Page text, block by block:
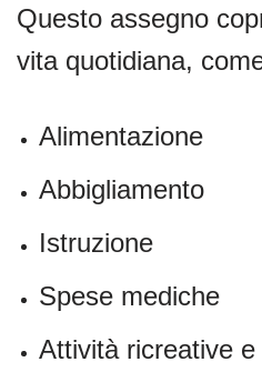
Questo assegno
vita quotidiana,
Alimentazione
Abbigliamento
Istruzione
Spese mediche
Attività ricreative